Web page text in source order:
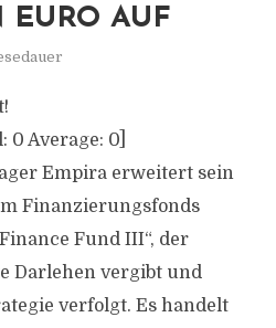
AUF
0 Average: 0]
Empira erweitert sein
Finanzierungsfonds
Fund III“, der
Darlehen vergibt und
verfolgt. Es handelt